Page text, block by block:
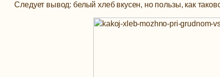
Следует вывод: белый хлеб вкусен, но пользы, как